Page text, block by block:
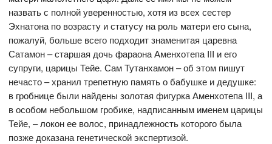
назвать с полной уверенностью, хотя из всех сестер
Эхнатона по возрасту и статусу на роль матери его сына,
пожалуй, больше всего подходит знаменитая царевна
Сатамон – старшая дочь фараона Аменхотепа III и его
супруги, царицы Тейе. Сам Тутанхамон – об этом пишут
нечасто – хранил трепетную память о бабушке и дедушке:
в гробнице были найдены золотая фигурка Аменхотепа III, а
в особом небольшом гробике, надписанным именем царицы
Тейе, – локон ее волос, принадлежность которого была
позже доказана генетической экспертизой.